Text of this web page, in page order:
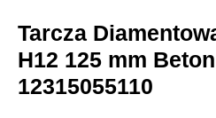
Tarcza
H12 125 mm
12315055110